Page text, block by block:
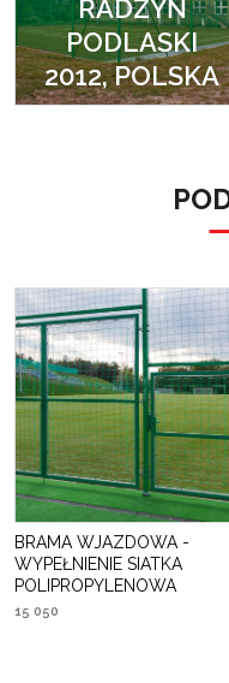
RADZYŃ
PODLASKI
2012, POLSKA
BRAMA WJAZDOWA -
WYPEŁNIENIE SIATKA
POLIPROPYLENOWA
15 050